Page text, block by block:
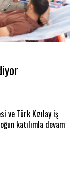
ve Türk Kızılay iş
katılımla devam